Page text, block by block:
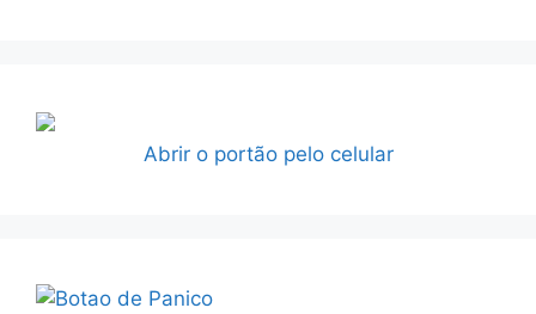
Abrir o portão pelo celular